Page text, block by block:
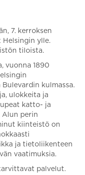
7. kerroksen
ylle.
tiloista.
vuonna 1890
kulmassa.
ulokkeita ja
katto- ja
Alun perin
kiinteistö on
ja tietoliikenteen
vaatimuksia.
palvelut.